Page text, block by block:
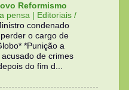
Reformismo
pensa | Editoriais /
condenado
o cargo de
*Punição a
acusado de crimes
do fim d...